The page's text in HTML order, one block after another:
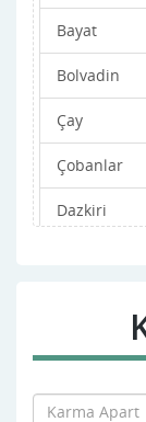
Bayat
Bolvadin
Çay
Çobanlar
Dazkiri
Hocalar